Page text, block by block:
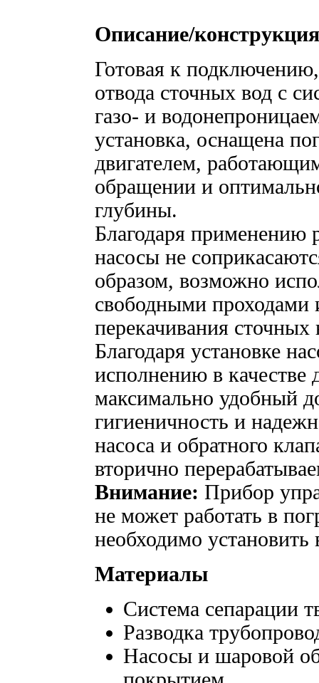
Описание/конструкция
Готовая к
отвода сточных вод с
газо- и
установка, оснащена
двигателем,
обращении и
глубины.
Благодаря применению
насосы не
образом, возможно
свободными
перекачивания сточных
Благодаря установке
исполнению в качестве
максимально удобный
гигиеничность и
насоса и обратного
вторично
Внимание: Прибор
не может работать в
необходимо
Материалы
Система сепарации
Разводка
Насосы и шаровой